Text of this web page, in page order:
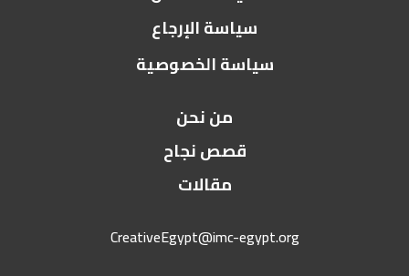
سياسة الإرجاع
سياسة الخصوصية
من نحن
قصص نجاح
مقالات
CreativeEgypt@imc-egypt.org